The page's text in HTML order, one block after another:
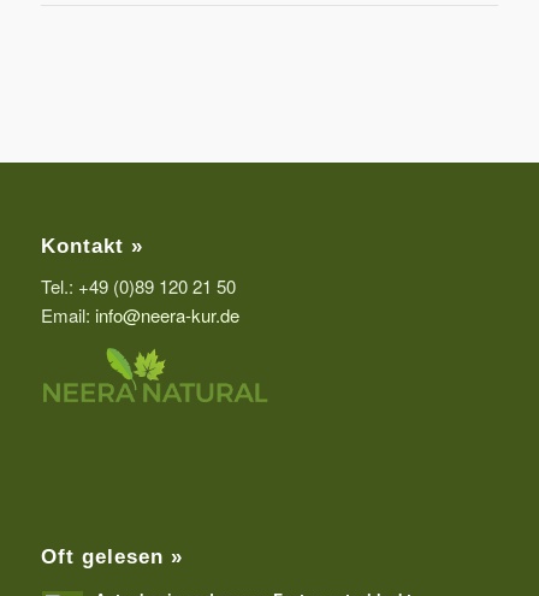
Kontakt »
Tel.: +49 (0)89 120 21 50
Email: info@neera-kur.de
Oft gelesen »